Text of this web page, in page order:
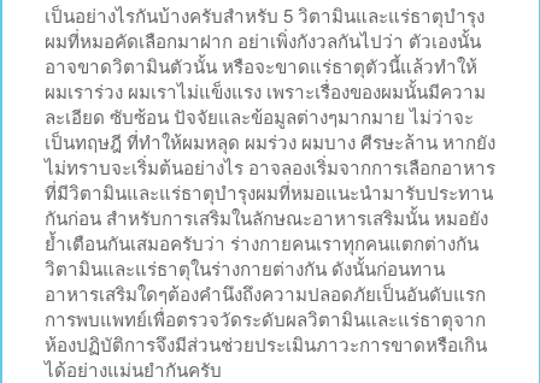
เป็นอย่างไรกันบ้างครับสำหรับ 5 วิตามินและแร่ธาตุบำรุง
ผมที่หมอคัดเลือกมาฝาก อย่าเพิ่งกังวลกันไปว่า ตัวเองนั้น
อาจขาดวิตามินตัวนั้น หรือจะขาดแร่ธาตุตัวนี้แล้วทำให้
ผมเราร่วง ผมเราไม่แข็งแรง เพราะเรื่องของผมนั้นมีความ
ละเอียด ซับซ้อน ปัจจัยและข้อมูลต่างๆมากมาย ไม่ว่าจะ
เป็นทฤษฎี ที่ทำให้ผมหลุด ผมร่วง ผมบาง ศีรษะล้าน หากยัง
ไม่ทราบจะเริ่มต้นอย่างไร อาจลองเริ่มจากการเลือกอาหาร
ที่มีวิตามินและแร่ธาตุบำรุงผมที่หมอแนะนำมารับประทาน
กันก่อน สำหรับการเสริมในลักษณะอาหารเสริมนั้น หมอยัง
ย้ำเตือนกันเสมอครับว่า ร่างกายคนเราทุกคนแตกต่างกัน
วิตามินและแร่ธาตุในร่างกายต่างกัน ดังนั้นก่อนทาน
อาหารเสริมใดๆต้องคำนึงถึงความปลอดภัยเป็นอันดับแรก
การพบแพทย์เพื่อตรวจวัดระดับผลวิตามินและแร่ธาตุจาก
ห้องปฏิบัติการจึงมีส่วนช่วยประเมินภาวะการขาดหรือเกิน
ได้อย่างแม่นยำกันครับ